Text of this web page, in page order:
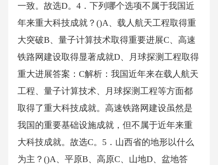
一致。故选D。4．下列哪个选项不属于我国近
年来重大科技成就？()A、载人航天工程取得重
大突破B、量子计算技术取得重要进展C、高速
铁路网建设取得显著成就D、月球探测工程取得
重大进展答案：C解析：我国近年来在载人航天
工程、量子计算技术、月球探测工程等方面都
取得了重大科技成就。高速铁路网建设虽然是
我国的重要基础设施成就，但不属于近年来重
大科技成就。故选C。5．山西省的地形以什么
为主？()A、平原B、高原C、山地D、盆地答